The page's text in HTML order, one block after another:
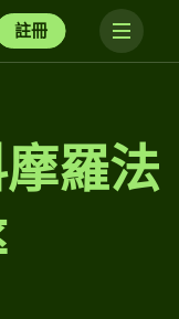
註冊
羅法